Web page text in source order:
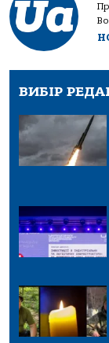
ВИБІР